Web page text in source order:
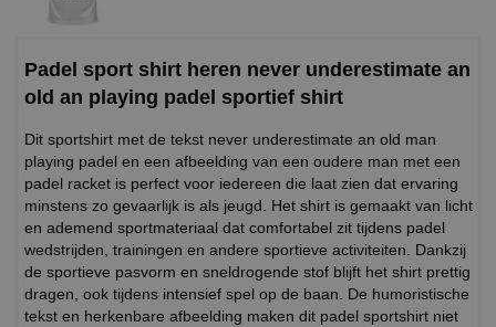
Padel sport shirt heren never underestimate an
old an playing padel sportief shirt
Dit sportshirt met de tekst never underestimate an old man
playing padel en een afbeelding van een oudere man met een
padel racket is perfect voor iedereen die laat zien dat ervaring
minstens zo gevaarlijk is als jeugd. Het shirt is gemaakt van licht
en ademend sportmateriaal dat comfortabel zit tijdens padel
wedstrijden, trainingen en andere sportieve activiteiten. Dankzij
de sportieve pasvorm en sneldrogende stof blijft het shirt prettig
dragen, ook tijdens intensief spel op de baan. De humoristische
tekst en herkenbare afbeelding maken dit padel sportshirt niet